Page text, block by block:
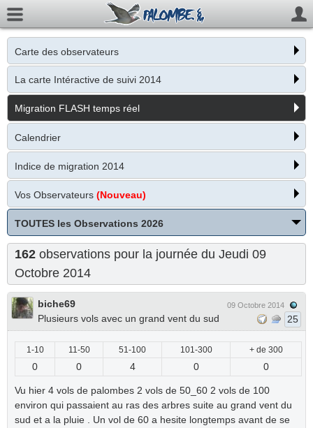
Carte des observateurs
La carte Intéractive de suivi 2014
Migration FLASH temps réel
Calendrier
Indice de migration 2014
Vos Observateurs (Nouveau)
TOUTES les Observations 2026
162 observations pour la journée du Jeudi 09
Octobre 2014
biche69
Plusieurs vols avec un grand vent du sud
09 Octobre 2014
25
1-10 11-50 51-100 101-300 + de 300
0 0 4 0 0
Vu hier 4 vols de palombes 2 vols de 50_60 2 vols de 100
environ qui passaient au ras des arbres suite au grand vent du
sud et a la pluie . Un vol de 60 a hesite longtemps avant de se